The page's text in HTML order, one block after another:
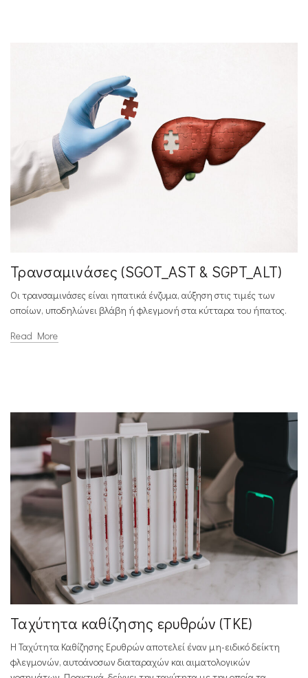
Τρανσαμινάσες (SGOT_AST & SGPT_ALT)
Οι τρανσαμινάσες είναι ηπατικά ένζυμα, αύξηση στις τιμές των
οποίων, υποδηλώνει βλάβη ή φλεγμονή στα κύτταρα του ήπατος.
Read More
Ταχύτητα καθίζησης ερυθρών (ΤΚΕ)
Η Ταχύτητα Καθίζησης Ερυθρών αποτελεί έναν μη-ειδικό δείκτη
φλεγμονών, αυτοάνοσων διαταραχών και αιματολογικών